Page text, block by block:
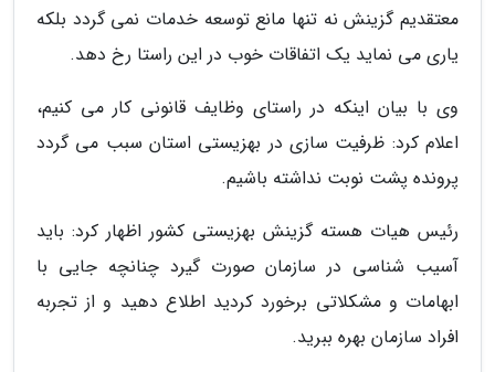
معتقدیم گزینش نه تنها مانع توسعه خدمات نمی گردد بلکه
یاری می نماید یک اتفاقات خوب در این راستا رخ دهد.
وی با بیان اینکه در راستای وظایف قانونی کار می کنیم،
اعلام کرد: ظرفیت سازی در بهزیستی استان سبب می گردد
پرونده پشت نوبت نداشته باشیم.
رئیس هیات هسته گزینش بهزیستی کشور اظهار کرد: باید
آسیب شناسی در سازمان صورت گیرد چنانچه جایی با
ابهامات و مشکلاتی برخورد کردید اطلاع دهید و از تجربه
افراد سازمان بهره ببرید.